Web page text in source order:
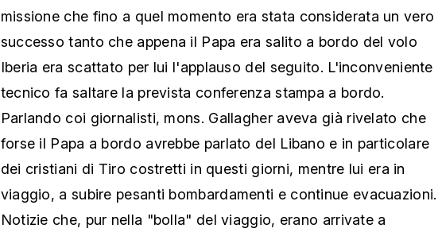
missione che fino a quel momento era stata considerata un vero
successo tanto che appena il Papa era salito a bordo del volo
Iberia era scattato per lui l'applauso del seguito. L'inconveniente
tecnico fa saltare la prevista conferenza stampa a bordo.
Parlando coi giornalisti, mons. Gallagher aveva già rivelato che
forse il Papa a bordo avrebbe parlato del Libano e in particolare
dei cristiani di Tiro costretti in questi giorni, mentre lui era in
viaggio, a subire pesanti bombardamenti e continue evacuazioni.
Notizie che, pur nella "bolla" del viaggio, erano arrivate a